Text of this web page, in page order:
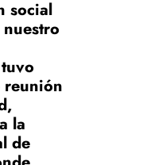
social
reunión
la
de